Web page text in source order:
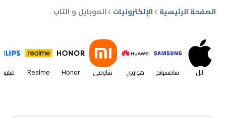
الصفحة الرئيسية الإلكترونيات الموبايل و التاب
ابل سامسونج هواوي شاومي Honor
Realme